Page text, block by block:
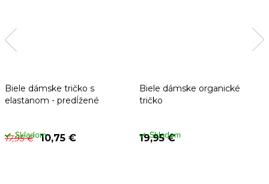
Biele dámske tričko s
elastanom - predĺžené
17,95 € 10,75 €
Skladom
Biele dámske organické
tričko
19,95 €
Skladom